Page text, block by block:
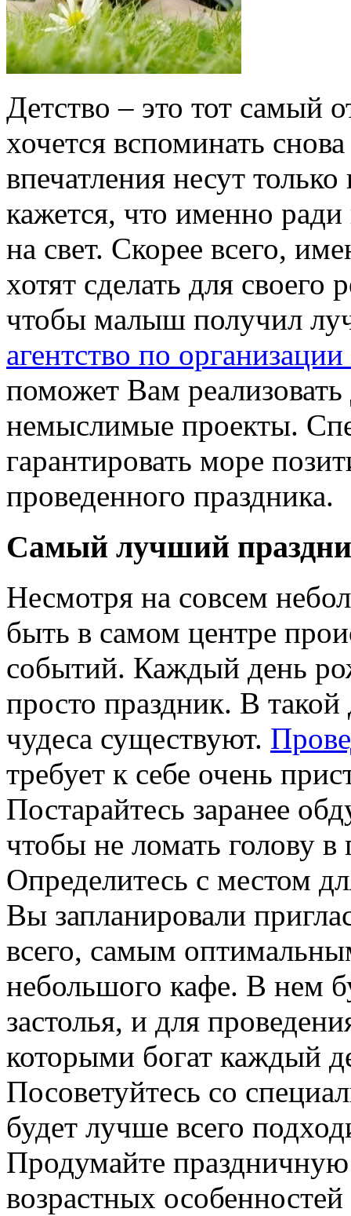
Детство – это тот самый
хочется вспоминать
впечатления несут
кажется, что именно ради
на свет. Скорее всего,
хотят сделать для своего
чтобы малыш получил
агентство по
поможет Вам
немыслимые проекты.
гарантировать море
проведенного праздника.
Самый лучший
Несмотря на совсем
быть в самом центре
событий. Каждый день
просто праздник. В такой
чудеса существуют.
требует к себе очень
Постарайтесь заранее
чтобы не ломать голову
Определитесь с местом
Вы запланировали
всего, самым
небольшого кафе. В нем
застолья, и для
которыми богат каждый
Посоветуйтесь со
будет лучше всего
Продумайте
возрастных